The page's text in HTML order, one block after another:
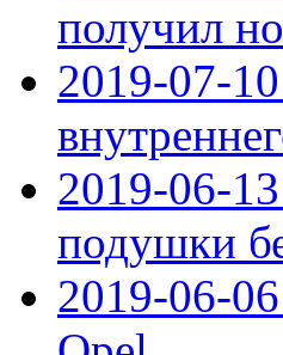
получил
2019-07-
2019-06-
подушки
2019-06-